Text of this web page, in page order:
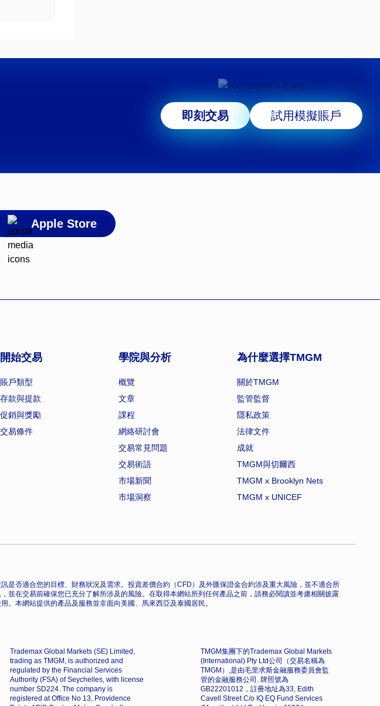
即刻交易 試用模擬賬戶
Apple Store
開始交易
賬戶類型
存款與提款
促銷與獎勵
交易條件
學院與分析
概覽
文章
課程
網絡研討會
交易常見問題
交易術語
市場新聞
市場洞察
為什麼選擇TMGM
關於TMGM
監管監督
隱私政策
法律文件
成就
TMGM與切爾西
TMGM x Brooklyn Nets
TMGM x UNICEF
否適合您的目標、財務狀況及需求。投資差價合約（CFD）及外匯保證金合約涉及重大風險，並不適合所
在交易前確保您已充分了解所涉及的風險。在取得本網站所列任何產品之前，請務必閱讀並考慮相關披露
本網站提供的產品及服務並非面向美國、馬來西亞及泰國居民。
Trademax Global Markets (SE) Limited,
trading as TMGM, is authorized and
regulated by the Financial Services
Authority (FSA) of Seychelles, with license
number SD224. The company is
registered at Office No 13, Providence
TMGM集團下的Trademax Global Markets
(International) Pty Ltd公司（交易名稱為
TMGM）,是由毛里求斯金融服務委員會監
管的金融服務公司. 牌照號為
GB22201012，註冊地址為33, Edith
Cavell Street C/o IQ EQ Fund Services